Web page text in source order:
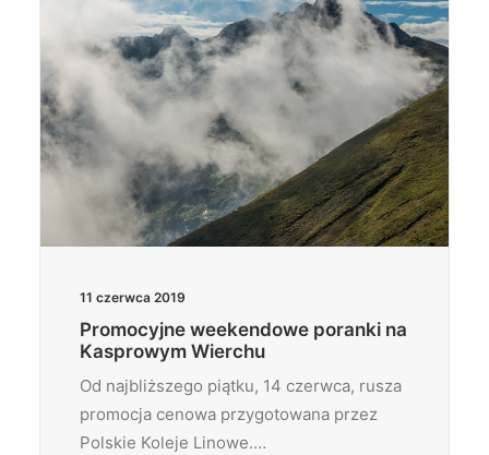
11 czerwca 2019
Promocyjne weekendowe poranki na
Kasprowym Wierchu
Od najbliższego piątku, 14 czerwca, rusza
promocja cenowa przygotowana przez
Polskie Koleje Linowe.…